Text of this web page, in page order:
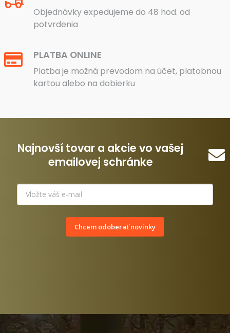
Objednávky expedujeme do 48 hod. od
potvrdenia
PLATBA ONLINE
Platba je možná prevodom na účet, platobnou
kartou alebo na dobierku
Najnovší tovar a akcie vo vašej
emailovej schránke
Chcem odoberať novinky